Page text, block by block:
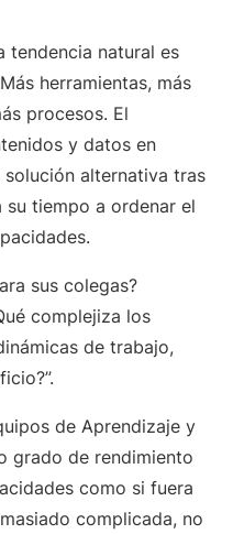
tendencia natural es
herramientas, más
procesos. El
y datos en
alternativa tras
tiempo a ordenar el
sus colegas?
complejiza los
de trabajo,
de Aprendizaje y
grado de rendimiento
como si fuera
complicada, no